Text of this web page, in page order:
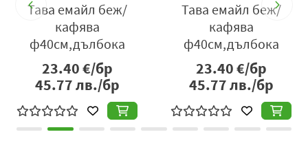
Тава емайл беж/
кафява
ф40см,дълбока
23.40€/бр
45.77лв./бр
Тава емайл беж/
кафява
ф40см,дълбока
23.40€/бр
45.77лв./бр